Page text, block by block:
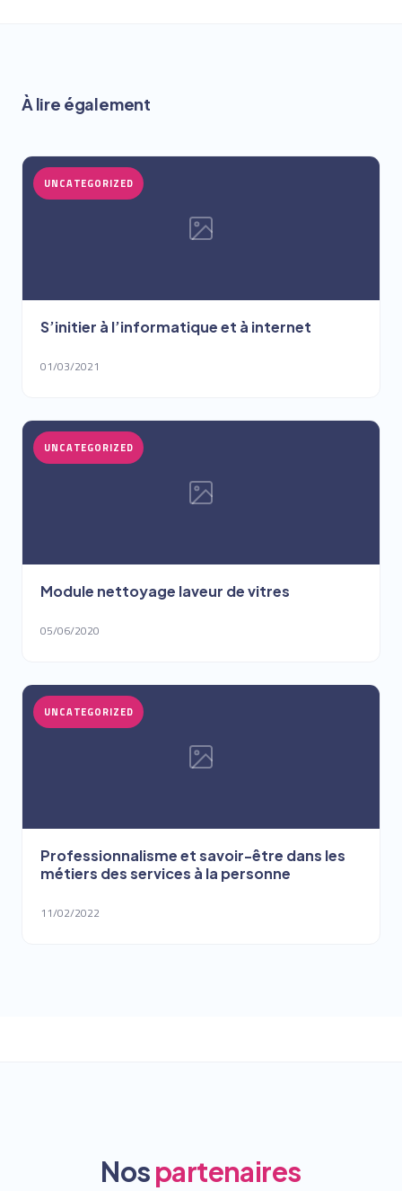
À lire également
UNCATEGORIZED
S’initier à l’informatique et à internet
01/03/2021
UNCATEGORIZED
Module nettoyage laveur de vitres
05/06/2020
UNCATEGORIZED
Professionnalisme et savoir-être dans les
métiers des services à la personne
11/02/2022
Nospartenaires